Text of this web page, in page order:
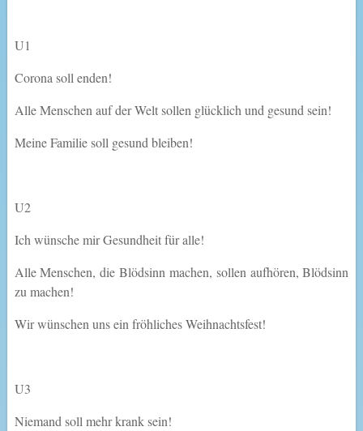
U1
Corona soll enden!
Alle Menschen auf der Welt sollen glücklich und gesund sein!
Meine Familie soll gesund bleiben!
U2
Ich wünsche mir Gesundheit für alle!
Alle Menschen, die Blödsinn machen, sollen aufhören, Blödsinn
zu machen!
Wir wünschen uns ein fröhliches Weihnachtsfest!
U3
Niemand soll mehr krank sein!